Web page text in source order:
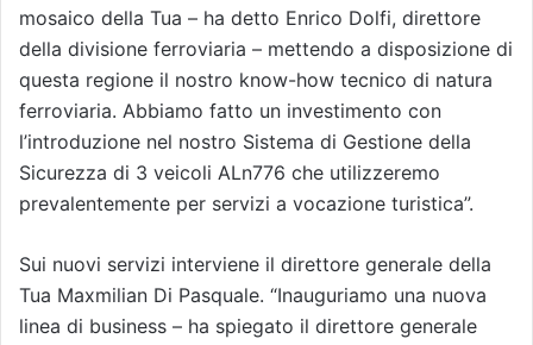
mosaico della Tua – ha detto Enrico Dolfi, direttore
della divisione ferroviaria – mettendo a disposizione di
questa regione il nostro know-how tecnico di natura
ferroviaria. Abbiamo fatto un investimento con
l’introduzione nel nostro Sistema di Gestione della
Sicurezza di 3 veicoli ALn776 che utilizzeremo
prevalentemente per servizi a vocazione turistica”.
Sui nuovi servizi interviene il direttore generale della
Tua Maxmilian Di Pasquale. “Inauguriamo una nuova
linea di business – ha spiegato il direttore generale